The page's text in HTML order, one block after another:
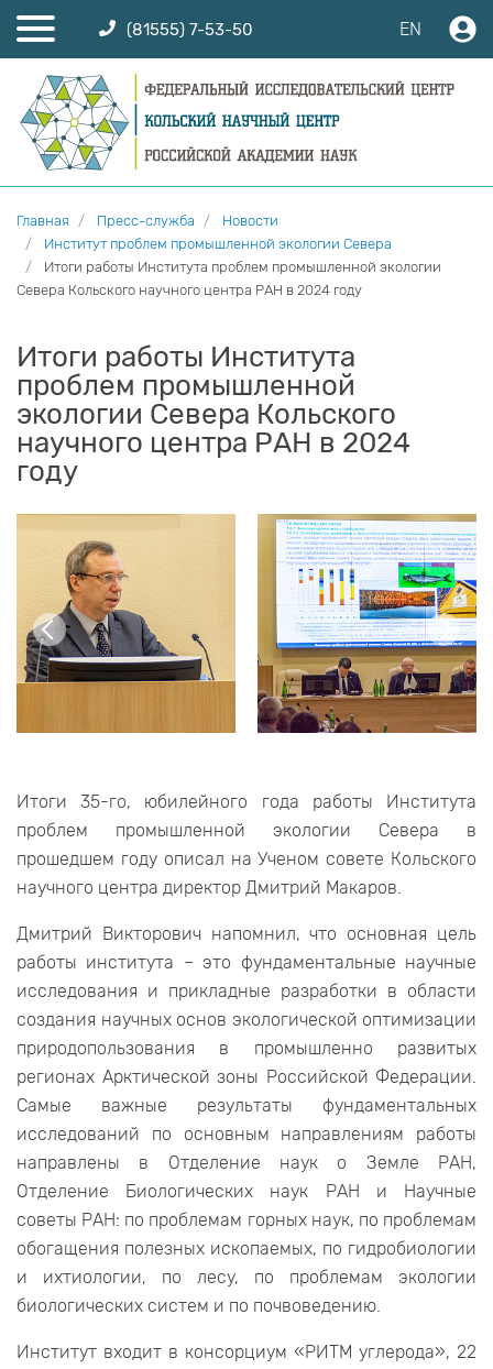
(81555) 7-53-50 EN
Главная Пресс-служба
Новости
Институт проблем промышленной экологии Севера
Итоги работы Института проблем промышленной экологии
Севера Кольского научного центра РАН в 2024 году
Итоги работы Института
проблем промышленной
экологии Севера Кольского
научного центра РАН в 2024
году
Итоги 35-го, юбилейного года работы Института
проблем промышленной экологии Севера в
прошедшем году описал на Ученом совете Кольского
научного центра директор Дмитрий Макаров.
Дмитрий Викторович напомнил, что основная цель
работы института – это фундаментальные научные
исследования и прикладные разработки в области
создания научных основ экологической оптимизации
природопользования в промышленно развитых
регионах Арктической зоны Российской Федерации.
Самые важные результаты фундаментальных
исследований по основным направлениям работы
направлены в Отделение наук о Земле РАН,
Отделение Биологических наук РАН и Научные
советы РАН: по проблемам горных наук, по проблемам
обогащения полезных ископаемых, по гидробиологии
и ихтиологии, по лесу, по проблемам экологии
биологических систем и по почвоведению.
Институт входит в консорциум «РИТМ углерода», 22